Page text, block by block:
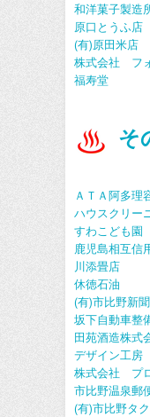
和洋菓子製
原口とうふ店
(有)原田米店
株式会社 フ
福寿堂
そ
ＡＴＡ阿多理
ハウスクリー
すわこども園
鹿児島相互信
川添畳店
休徳石油
(有)市比野新
坂下自動車整
田苑酒造株式
デザイン工
株式会社 プ
市比野温泉郵
(有)市比野タ